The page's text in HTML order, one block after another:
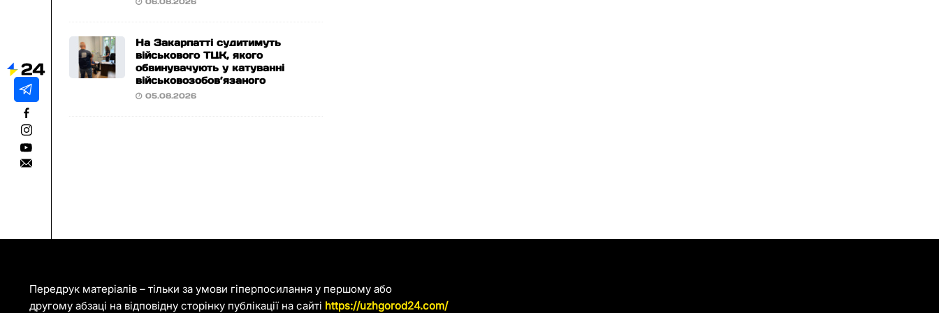
На Закарпатті судитимуть
військового ТЦК, якого
обвинувачують у катуванні
військовозобов’язаного
05.08.2026
Передрук матеріалів – тільки за умови гіперпосилання у першому або
другому абзаці на відповідну сторінку публікації на сайті https://uzhgorod24.com/